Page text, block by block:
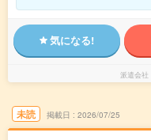
気になる!
派遣会社
未読 掲載日 2026/07/25